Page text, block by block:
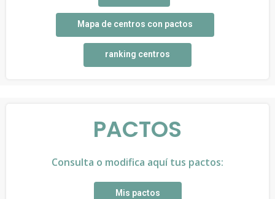
Mapa de centros con pactos
ranking centros
PACTOS
Consulta o modifica aquí tus pactos:
Mis pactos